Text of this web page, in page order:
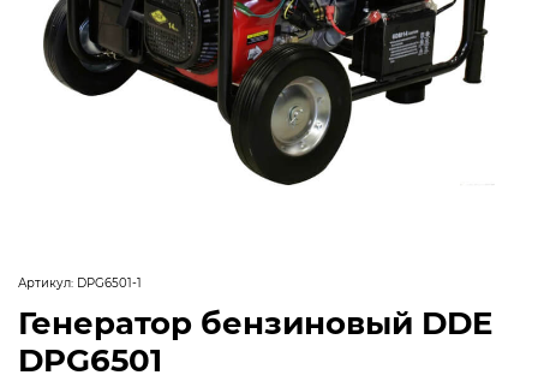
Артикул: DPG6501-1
Генератор бензиновый DDE
DPG6501